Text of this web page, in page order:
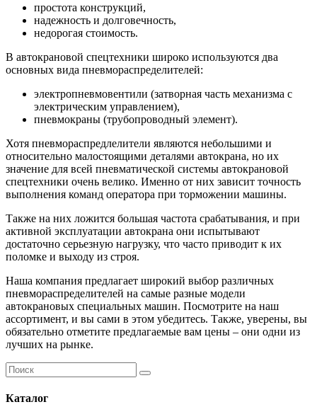
простота конструкций,
надежность и долговечность,
недорогая стоимость.
В автокрановой спецтехники широко используются два
основных вида пневмораспределителей:
электропневмовентили (затворная часть механизма с
электрическим управлением),
пневмокраны (трубопроводный элемент).
Хотя пневмораспредлелители являются небольшими и
относительно малостоящими деталями автокрана, но их
значение для всей пневматической системы автокрановой
спецтехники очень велико. Именно от них зависит точность
выполнения команд оператора при торможении машины.
Также на них ложится большая частота срабатывания, и при
активной эксплуатации автокрана они испытывают
достаточно серьезную нагрузку, что часто приводит к их
поломке и выходу из строя.
Наша компания предлагает широкий выбор различных
пневмораспределителей на самые разные модели
автокрановых специальных машин. Посмотрите на наш
ассортимент, и вы сами в этом убедитесь. Также, уверены, вы
обязательно отметите предлагаемые вам цены – они одни из
лучших на рынке.
Каталог